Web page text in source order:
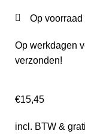
Op voorraad
Op werkdagen
verzonden!
€15,45
incl. BTW &